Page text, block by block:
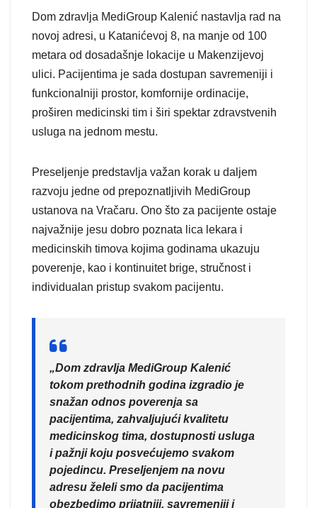
Dom zdravlja MediGroup Kalenić nastavlja rad na
novoj adresi, u Katanićevoj 8, na manje od 100
metara od dosadašnje lokacije u Makenzijevoj
ulici. Pacijentima je sada dostupan savremeniji i
funkcionalniji prostor, komfornije ordinacije,
proširen medicinski tim i širi spektar zdravstvenih
usluga na jednom mestu.
Preseljenje predstavlja važan korak u daljem
razvoju jedne od prepoznatljivih MediGroup
ustanova na Vračaru. Ono što za pacijente ostaje
najvažnije jesu dobro poznata lica lekara i
medicinskih timova kojima godinama ukazuju
poverenje, kao i kontinuitet brige, stručnost i
individualan pristup svakom pacijentu.
„Dom zdravlja MediGroup Kalenić
tokom prethodnih godina izgradio je
snažan odnos poverenja sa
pacijentima, zahvaljujući kvalitetu
medicinskog tima, dostupnosti usluga
i pažnji koju posvećujemo svakom
pojedincu. Preseljenjem na novu
adresu želeli smo da pacijentima
obezbedimo prijatniji, savremeniji i